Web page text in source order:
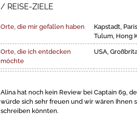
REISE-ZIELE
Orte, die mir gefallen haben
Kapstadt,
Tulum, Hong
Orte, die ich entdecken
möchte
USA,
Alina hat noch kein Review bei Captain 69,
würde sich sehr freuen und wir wären Ihnen
schreiben könnten.